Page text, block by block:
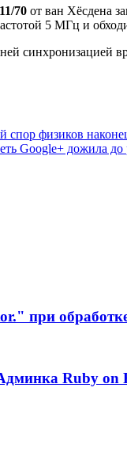
70 от ван Хёсдена
5 МГц и
синхронизацией
спор физиков
Google+ дожила до
при
Ruby